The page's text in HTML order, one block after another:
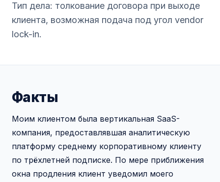
Тип дела: толкование договора при выходе
клиента, возможная подача под угол vendor
lock-in.
Факты
Моим клиентом была вертикальная SaaS-
компания, предоставлявшая аналитическую
платформу среднему корпоративному клиенту
по трёхлетней подписке. По мере приближения
окна продления клиент уведомил моего